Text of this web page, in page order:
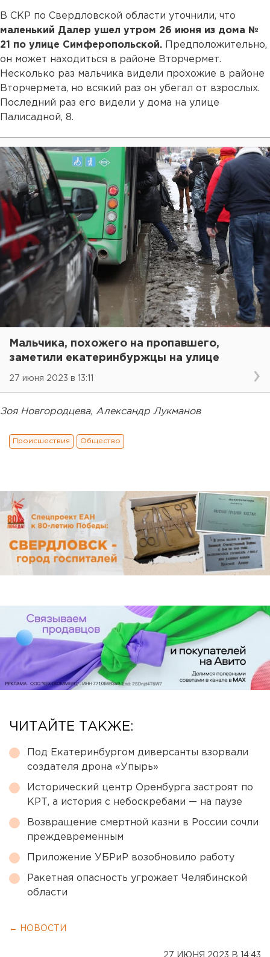
В СКР по Свердловской области уточнили, что
маленький Далер ушел утром 26 июня из дома №
21 по улице Симферопольской.
Предположительно,
он может находиться в районе Вторчермет.
Несколько раз мальчика видели прохожие в районе
Вторчермета, но всякий раз он убегал от взрослых.
Последний раз его видели у дома на улице
Палисадной, 8.
Мальчика, похожего на пропавшего,
заметили екатеринбуржцы на улице
27 июня 2023 в 13:11
Зоя Новгородцева, Александр Лукманов
Происшествия Общество
ЧИТАЙТЕ ТАКЖЕ:
Под Екатеринбургом диверсанты взорвали
создателя дрона «Упырь»
Исторический центр Оренбурга застроят по
КРТ, а история с небоскребами — на паузе
Возвращение смертной казни в России сочли
преждевременным
Приложение УБРиР возобновило работу
Ракетная опасность угрожает Челябинской
области
← НОВОСТИ
27 ИЮНЯ 2023 В 14:43